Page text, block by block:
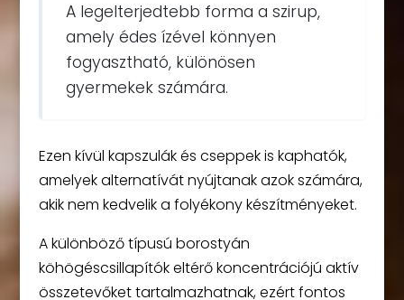
A legelterjedtebb forma a szirup,
amely édes ízével könnyen
fogyasztható, különösen
gyermekek számára.
Ezen kívül kapszulák és cseppek is kaphatók,
amelyek alternatívát nyújtanak azok számára,
akik nem kedvelik a folyékony készítményeket.
A különböző típusú borostyán
köhögéscsillapítók eltérő koncentrációjú aktív
összetevőket tartalmazhatnak, ezért fontos